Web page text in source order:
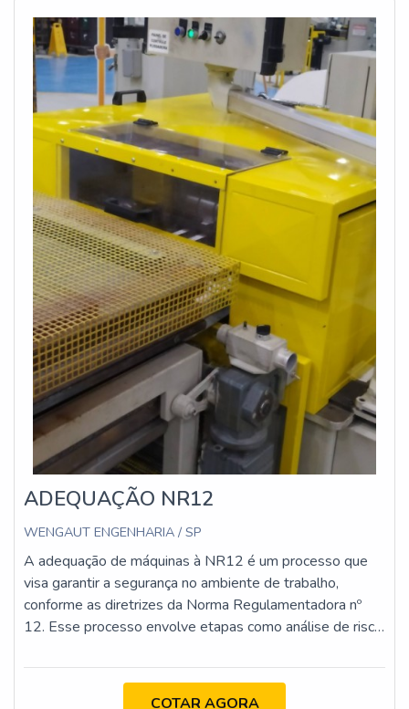
técnicos.
ADEQUAÇÃO NR12
WENGAUT ENGENHARIA / SP
A adequação de máquinas à NR12 é um processo que
visa garantir a segurança no ambiente de trabalho,
conforme as diretrizes da Norma Regulamentadora nº
12. Esse processo envolve etapas como análise de risco,
segurança, atualização da documentação técnica e
COTAR AGORA